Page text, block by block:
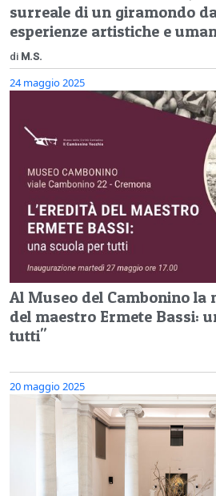
surreale di un giramondo
esperienze artistiche e
di M.S.
24 maggio 2025
Al Museo del Cambonino la
del maestro Ermete Bassi:
tutti"
20 maggio 2025